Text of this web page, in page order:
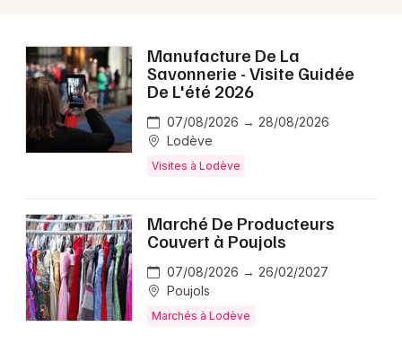
Manufacture De La
Savonnerie - Visite Guidée
De L'été 2026
07/08/2026 → 28/08/2026
Lodève
Visites à Lodève
Marché De Producteurs
Couvert à Poujols
07/08/2026 → 26/02/2027
Poujols
Marchés à Lodève